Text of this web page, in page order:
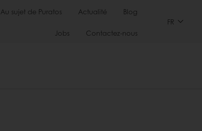
Au sujet de Puratos Actualité Blog
Jobs Contactez-nous
FR